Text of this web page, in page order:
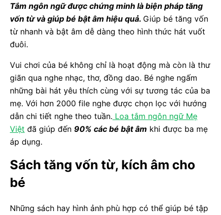
Tắm ngôn ngữ được chứng minh là biện pháp tăng
vốn từ và giúp bé bật âm hiệu quả. Giúp bé tăng vốn
từ nhanh và bật âm dễ dàng theo hình thức hát vuốt
đuôi.
Vui chơi của bé không chỉ là hoạt động mà còn là thư
giãn qua nghe nhạc, thơ, đồng dao. Bé nghe ngấm
những bài hát yêu thích cùng với sự tương tác của ba
mẹ. Với hơn 2000 file nghe được chọn lọc với hướng
dẫn chi tiết nghe theo tuần. Loa tắm ngôn ngữ Mẹ
Việt đã giúp đến 90% các bé bật âm khi được ba mẹ
áp dụng.
Sách tăng vốn từ, kích âm cho
bé
Những sách hay hình ảnh phù hợp có thể giúp bé tập